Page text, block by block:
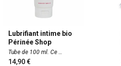
Lubrifiant intime bio
Périnée Shop
Tube de 100 ml. Ce
14,90